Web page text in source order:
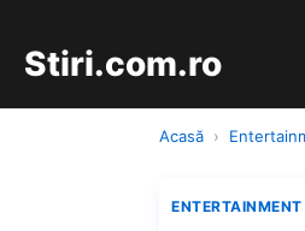
Stiri.com.ro
Acasă ›
ENTERTAINMENT